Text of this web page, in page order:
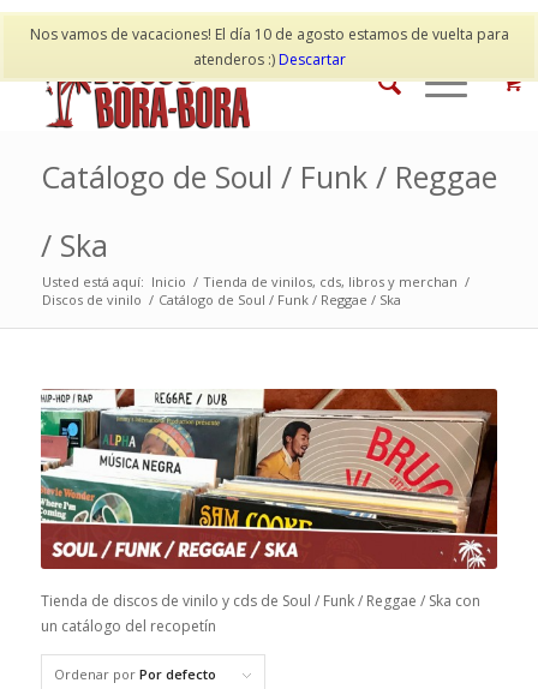
Nos vamos de vacaciones! El día 10 de agosto estamos de vuelta para
atenderos :)Descartar
Mi cuenta Contacto
Catálogo de Soul / Funk / Reggae
/ Ska
Usted está aquí: Inicio / Tienda de vinilos, cds, libros y merchan /
Discos de vinilo / Catálogo de Soul / Funk / Reggae / Ska
Tienda de discos de vinilo y cds de Soul / Funk / Reggae / Ska con
un catálogo del recopetín
Ordenar por Por defecto